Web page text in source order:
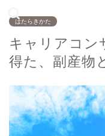
はたらきかた
キャリアコン
得た、副産物